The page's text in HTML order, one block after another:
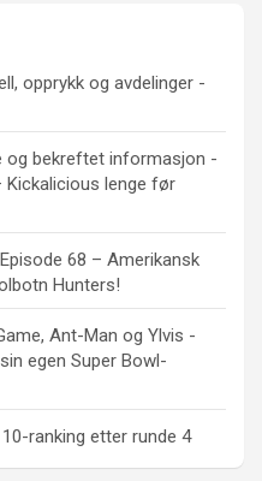
opprykk og avdelinger -
og bekreftet informasjon -
Kickalicious lenge før
68 – Amerikansk
Hunters!
Ant-Man og Ylvis -
egen Super Bowl-
ranking etter runde 4